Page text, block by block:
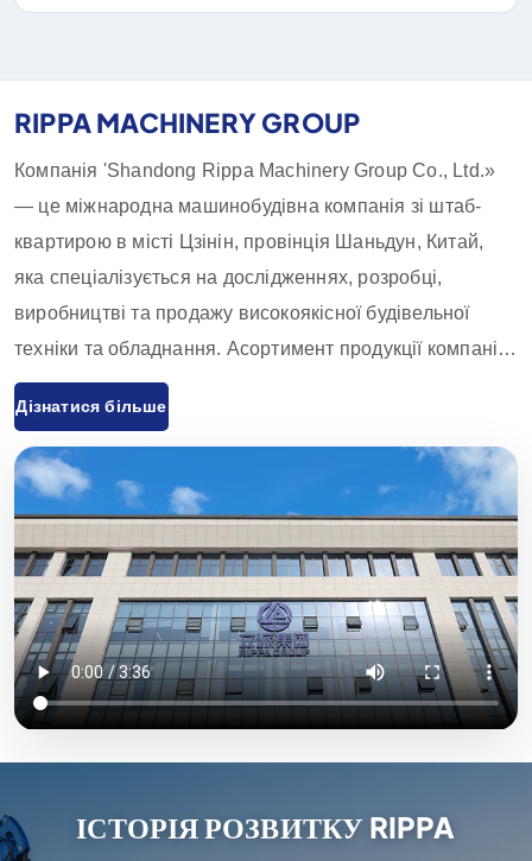
RIPPA MACHINERY GROUP
Компанія 'Shandong Rippa Machinery Group Co., Ltd.»
— це міжнародна машинобудівна компанія зі штаб-
квартирою в місті Цзінін, провінція Шаньдун, Китай,
яка спеціалізується на дослідженнях, розробці,
виробництві та продажу високоякісної будівельної
техніки та обладнання. Асортимент продукції компанії
включає екскаватори, навантажувачі, навантажувачі-
вилкові, міні-навантажувачі та відповідні аксесуари,
які широко використовуються в сільському
господарстві, будівництві, гірничодобувній
промисловості та інших галузях. Завдяки інноваційним
науково-дослідним розробкам та суворому контролю
якості обладнання, що постачається компанією «Rippa
Machinery», користується високою репутацією у всьому
світі. Ми переважно експортуємо продукцію на
європейський та американський ринки й надаємо річну
представників по всьому світу, які надають комплексні
Дізнатися більше
ІСТОРІЯ РОЗВИТКУ RIPPA